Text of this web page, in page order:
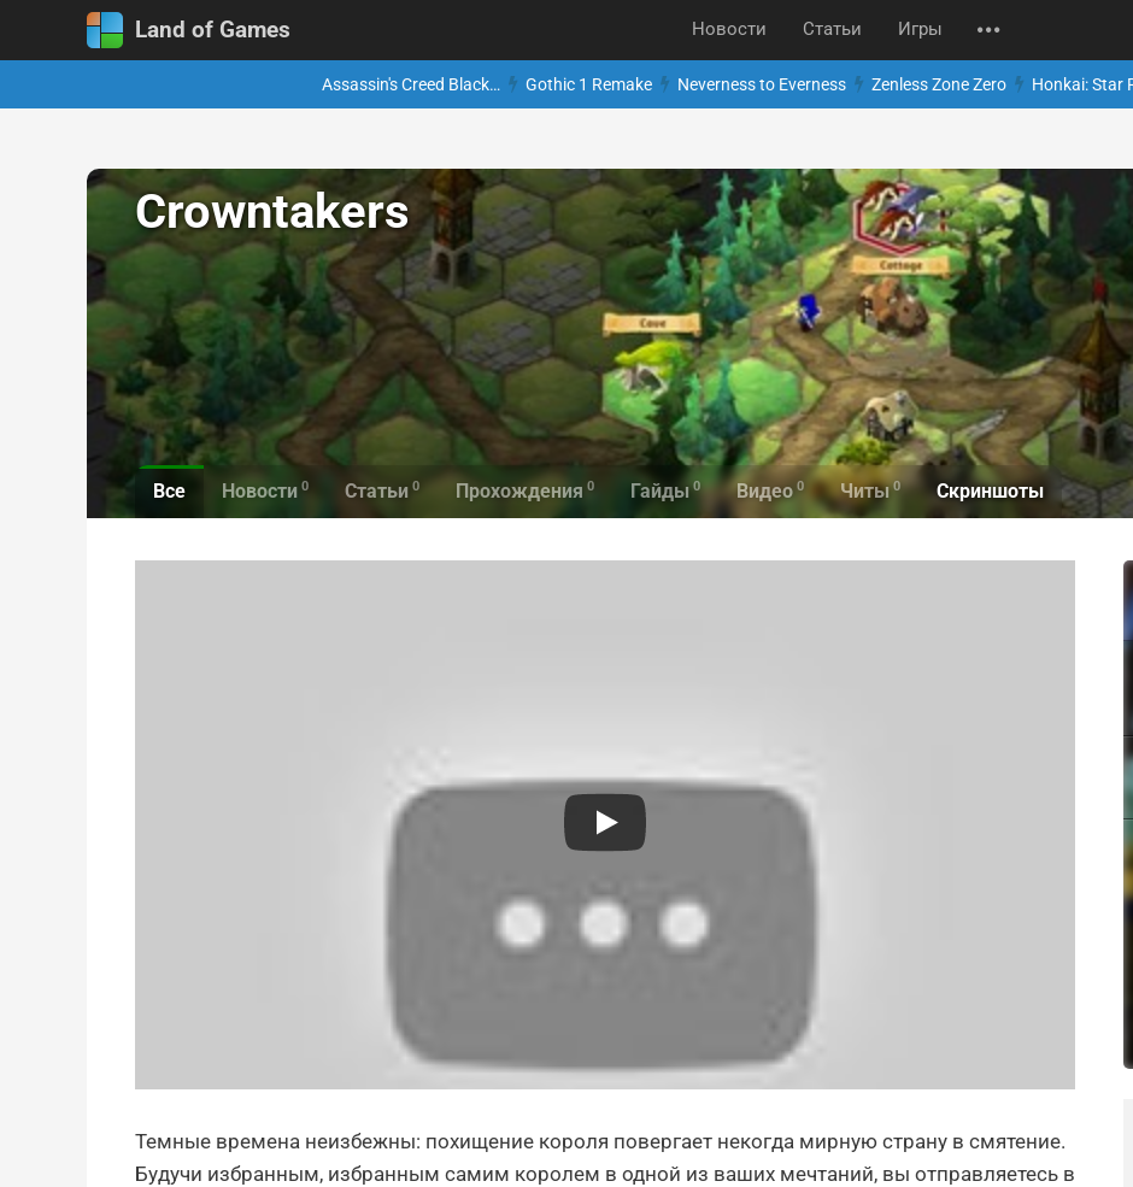
Land of Games Новости Статьи Игры
Assassin's Creed Black… Gothic 1 Remake Neverness to Everness Zenless Zone Zero Honkai: Star
Crowntakers
Все Новости 0 Статьи 0 Прохождения 0 Гайды 0 Видео 0 Читы 0 Скриншоты
Темные времена неизбежны: похищение короля повергает некогда мирную страну в смятение.
Будучи избранным, избранным самим королем в одной из ваших мечтаний, вы отправляетесь в